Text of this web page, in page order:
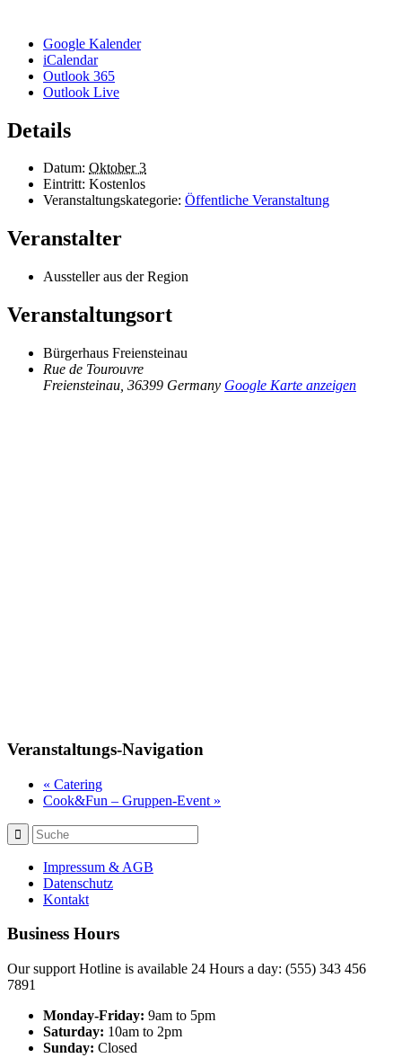
Google Kalender
iCalendar
Outlook 365
Outlook Live
Details
Datum: Oktober 3
Eintritt: Kostenlos
Veranstaltungskategorie: Öffentliche Veranstaltung
Veranstalter
Aussteller aus der Region
Veranstaltungsort
Bürgerhaus Freiensteinau
Rue de Tourouvre
Freiensteinau 36399 Germany Google Karte anzeigen
Veranstaltungs-Navigation
« Catering
Cook&Fun – Gruppen-Event »
Impressum & AGB
Datenschutz
Kontakt
Business Hours
Our support Hotline is available 24 Hours a day: (555) 343 456
7891
Monday-Friday: 9am to 5pm
Saturday: 10am to 2pm
Sunday: Closed